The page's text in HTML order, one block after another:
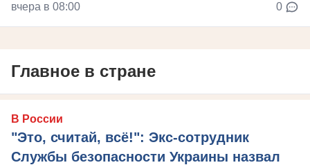
вчера в 08:00 0
Главное в стране
В России
"Это, считай, всё!": Экс-сотрудник
Службы безопасности Украины назвал